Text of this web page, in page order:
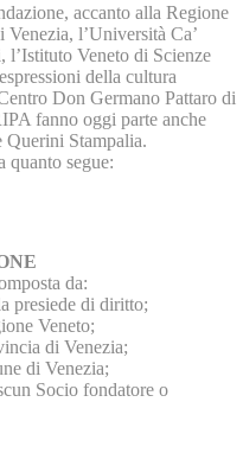
accanto alla Regione
l’Università Ca’
l’Istituto Veneto di Scienze
della cultura
Don Germano Pattaro di
fanno oggi parte anche
Querini Stampalia.
quanto segue:
da:
presiede di diritto;
Veneto;
di Venezia;
di Venezia;
Socio fondatore o